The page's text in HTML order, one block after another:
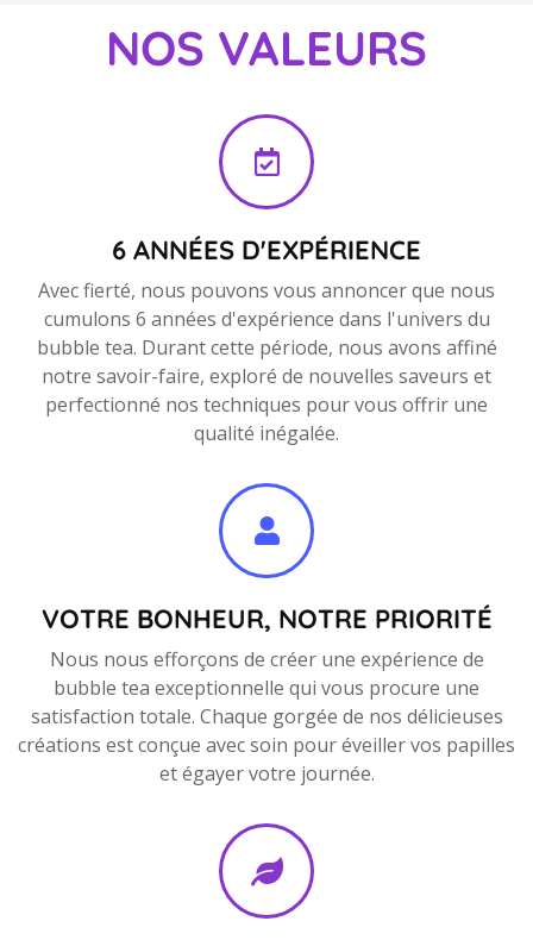
NOS VALEURS
6 ANNÉES D'EXPÉRIENCE
Avec fierté, nous pouvons vous annoncer que nous
cumulons 6 années d'expérience dans l'univers du
bubble tea. Durant cette période, nous avons affiné
notre savoir-faire, exploré de nouvelles saveurs et
perfectionné nos techniques pour vous offrir une
qualité inégalée.
VOTRE BONHEUR, NOTRE PRIORITÉ
Nous nous efforçons de créer une expérience de
bubble tea exceptionnelle qui vous procure une
satisfaction totale. Chaque gorgée de nos délicieuses
créations est conçue avec soin pour éveiller vos papilles
et égayer votre journée.